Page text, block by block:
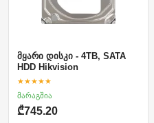
მყარი დისკი - 4TB, SATA
HDD Hikvision
★★★★★
მარაგშია
₾745.20